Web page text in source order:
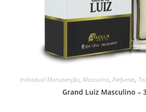
Individual Manutenção, Masculino, Perfumes,
Grand Luiz Masculino –